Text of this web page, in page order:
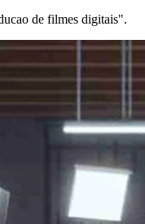
de filmes digitais".